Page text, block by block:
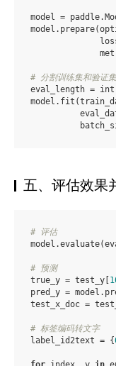
model = paddle.
model . prepare(
# 分割训练集和验证集
eval_length = int
model . fit (
五、评估效果
# 评估
model .evaluate(
# 预测
true_y = test_y [
pred_y = model .
test_x_doc =
# 标签编码转文字
label_id2text = {